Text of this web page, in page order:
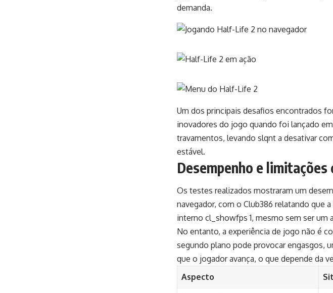
demanda.
Um dos principais desafios encontrados
inovadores do jogo quando foi lançado
travamentos, levando slqnt a desativar
estável.
Desempenho e
Os testes realizados mostraram um
navegador, com o Club386 relatando que
interno cl_showfps 1, mesmo sem ser um
No entanto, a experiência de jogo não é
segundo plano pode provocar engasgos,
que o jogador avança, o que depende da
Aspecto